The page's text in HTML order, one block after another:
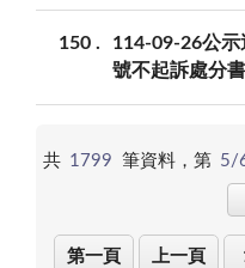
150
114-09-26公
號不起訴處分
共 1799 筆資料，第 5/
第一頁 上一頁